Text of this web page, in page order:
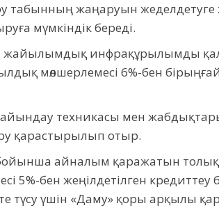
табынның жаңаруын
мүмкіндік береді.
инфрақұрылымды
мөлшерлемесі 6%-бен бірыңғай
техникасы мен
қарастырылып отыр.
айналым қаражатын
5%-бен жеңілдетілген кредиттеу
үшін «Даму» қоры арқылы